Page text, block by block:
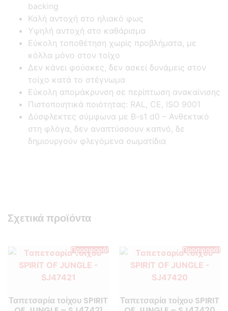
backing
Καλή αντοχή στο ηλιακό φως
Υψηλή αντοχή στο καθάρισμα
Εύκολη τοποθέτηση χωρίς προβλήματα, με
κόλλα μόνο στον τοίχο
Δεν κάνει φούσκες, δεν ασκεί δυνάμεις στον
τοίχο κατά το στέγνωμα
Εύκολη απομάκρυνση σε περίπτωση ανακαίνισης
Πιστοποιητικά ποιότητας: RAL, CE, ISO 9001
Δύσφλεκτες σύμφωνα με B-s1 d0 – Ανθεκτικό
στη φλόγα, δεν αναπτύσσουν καπνό, δε
δημιουργούν φλεγόμενα σωματίδια
Σχετικά προϊόντα
Προσφορά!
Ταπετσαρία τοίχου SPIRIT
Προσφορά!
Ταπετσαρία τοίχου SPIRIT